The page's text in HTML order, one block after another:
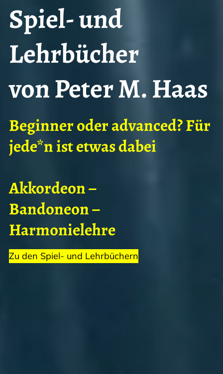
Spiel- und
Lehrbücher
von Peter M. Haas
Beginner oder advanced? Für
jede*n ist etwas dabei
Akkordeon –
Bandoneon –
Harmonielehre
Zu den Spiel- und Lehrbüchern